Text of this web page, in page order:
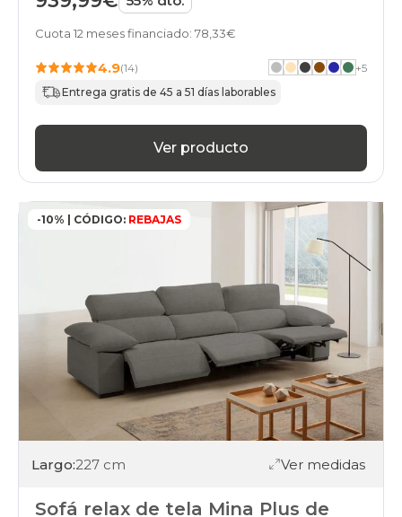
Cuota 12 meses financiado: 78,33€
4.9(14) +5
Entrega gratis de 45 a 51 días laborables
Ver producto
-10% | CÓDIGO: REBAJAS
Largo:227 cm Ver medidas
Sofá relax de tela Mina Plus de